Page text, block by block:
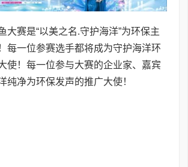
大赛是“以美之名.守护海洋”为环保主
每一位参赛选手都将成为守护海洋环
使！每一位参与大赛的企业家、嘉宾
纯净为环保发声的推广大使！